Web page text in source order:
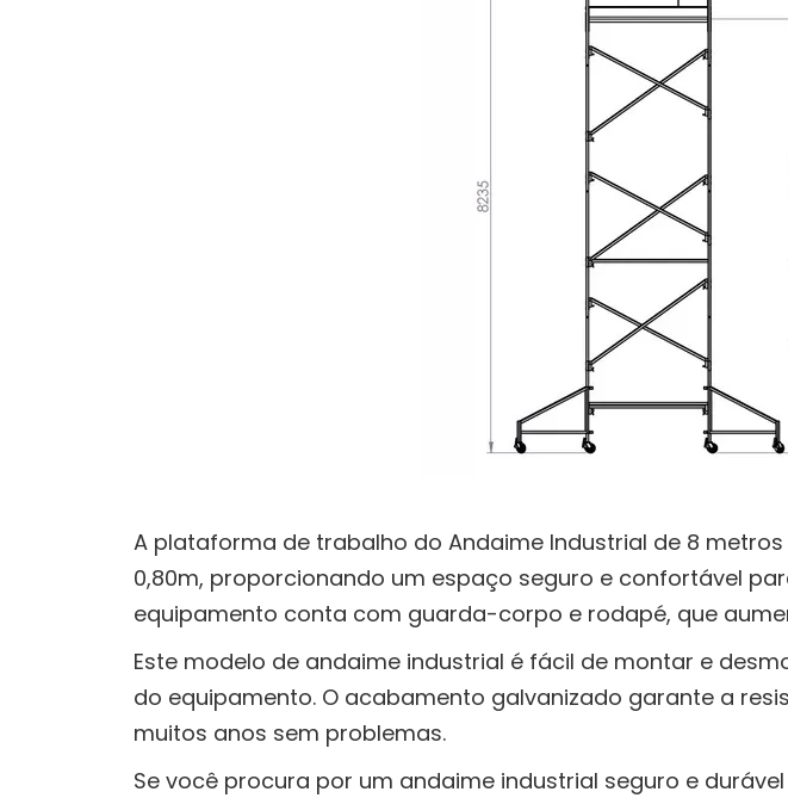
A plataforma de trabalho do Andaime Industrial de 8
0,80m, proporcionando um espaço seguro e confortável
equipamento conta com guarda-corpo e rodapé, que
Este modelo de andaime industrial é fácil de montar e
do equipamento. O acabamento galvanizado garante a
muitos anos sem problemas.
Se você procura por um andaime industrial seguro e